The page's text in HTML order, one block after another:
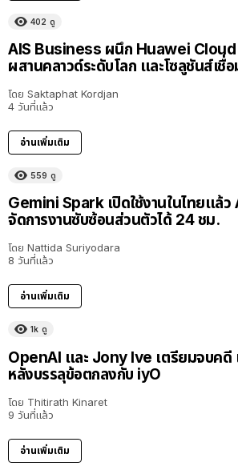
402 ดู
AIS Business ผนึก Huawei Cloud
ผสานคลาวด์ระดับโลก และโซลูชันส์เชื่
โดย Saktaphat Kordjan
4 วันที่แล้ว
อ่านเพิ่มเติม
559 ดู
Gemini Spark เปิดใช้งานในไทยแล้
จัดการงานซับซ้อนส่วนตัวได้ 24 ชม.
โดย Nattida Suriyodara
8 วันที่แล้ว
อ่านเพิ่มเติม
1k ดู
OpenAI และ Jony Ive เตรียมจบคดี
หลังบรรลุข้อตกลงกับ iyO
โดย Thitirath Kinaret
9 วันที่แล้ว
อ่านเพิ่มเติม